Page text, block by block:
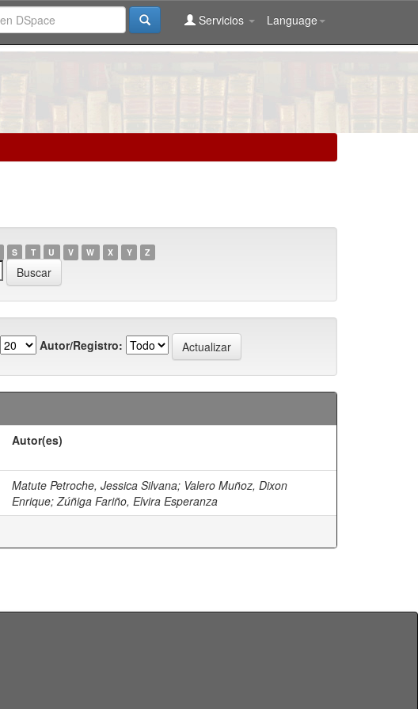
Language
Servicios
S T U V W X Y Z
Autor/Registro:
Autor(es)
Matute Petroche, Jessica Silvana; Valero Muñoz, Dixon
Enrique;Zúñiga Fariño, Elvira Esperanza